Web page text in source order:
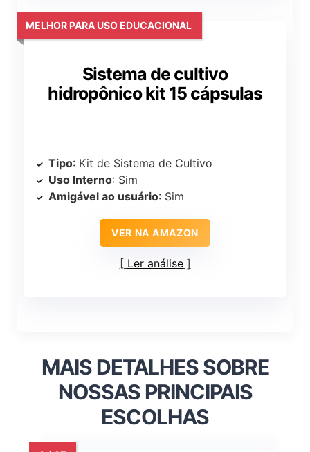
Sistema de cultivo
hidropônico kit 15 cápsulas
MELHOR PARA USO EDUCACIONAL
Tipo: Kit de Sistema de Cultivo
Uso Interno: Sim
Amigável ao usuário: Sim
VER NA AMAZON
Ler análise
MAIS DETALHES SOBRE
NOSSAS PRINCIPAIS
ESCOLHAS